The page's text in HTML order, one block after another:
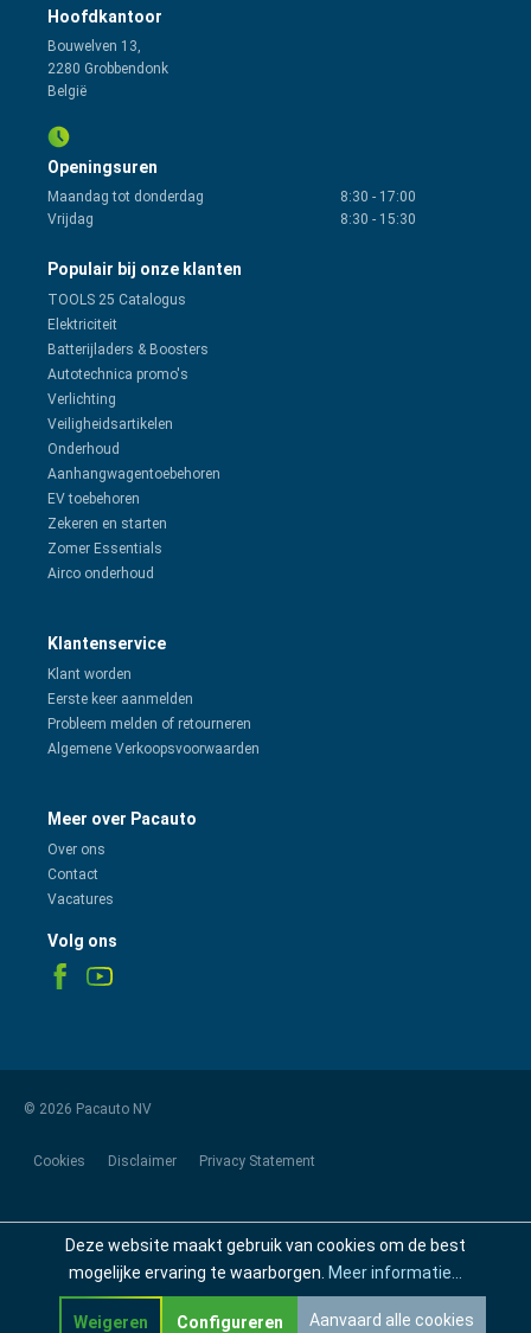
Hoofdkantoor
Bouwelven 13,
2280 Grobbendonk
België
Openingsuren
Maandag tot donderdag 8:30 - 17:00
Vrijdag
8:30 - 15:30
Populair bij onze klanten
TOOLS 25 Catalogus
Elektriciteit
Batterijladers & Boosters
Autotechnica promo's
Verlichting
Veiligheidsartikelen
Onderhoud
Aanhangwagentoebehoren
EV toebehoren
Zekeren en starten
Zomer Essentials
Airco onderhoud
Klantenservice
Klant worden
Eerste keer aanmelden
Probleem melden of retourneren
Algemene Verkoopsvoorwaarden
Meer over Pacauto
Over ons
Contact
Vacatures
Volg ons
© 2026 Pacauto NV
Cookies Disclaimer Privacy Statement
Deze website maakt gebruik van cookies om de best
mogelijke ervaring te waarborgen. Meer informatie...
Weigeren Configureren Aanvaard alle cookies